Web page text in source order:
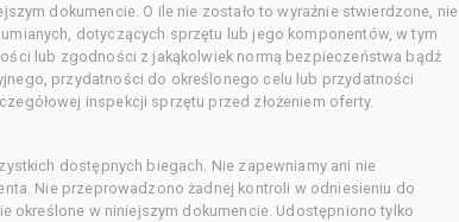
dokumencie. O ile nie zostało to wyraźnie stwierdzone, nie
dotyczących sprzętu lub jego komponentów, w tym
lub zgodności z jakąkolwiek normą bezpieczeństwa bądź
przydatności do określonego celu lub przydatności
inspekcji sprzętu przed złożeniem oferty.
dostępnych biegach. Nie zapewniamy ani nie
Nie przeprowadzono żadnej kontroli w odniesieniu do
określone w niniejszym dokumencie. Udostępniono tylko